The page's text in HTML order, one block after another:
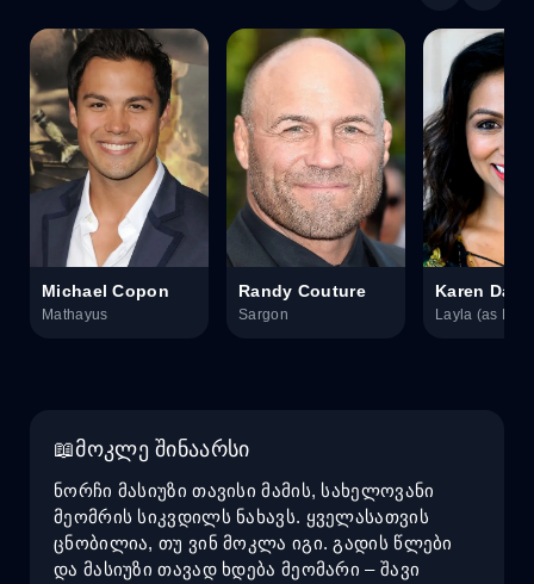
Michael Copon
Mathayus
Randy Couture
Sargon
Karen
მოკლე შინაარსი
ნორჩი მასიუზი თავისი მამის, სახელოვანი
მეომრის სიკვდილს ნახავს. ყველასათვის
ცნობილია, თუ ვინ მოკლა იგი. გადის წლები
და მასიუზი თავად ხდება მეომარი – შავი